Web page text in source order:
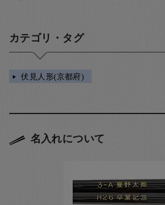
カテゴリ・タグ
伏見人形(京都府)
名入れについて